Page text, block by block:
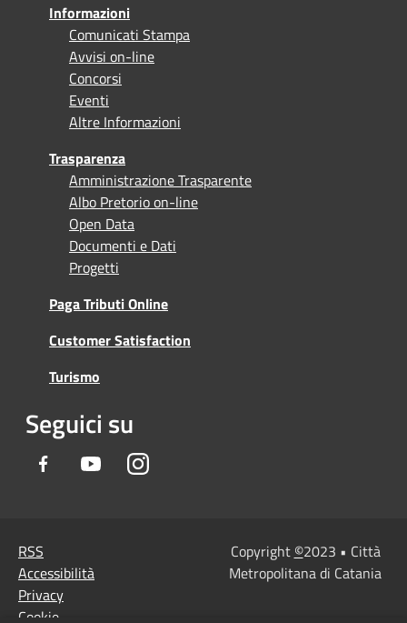
Informazioni
Comunicati Stampa
Avvisi on-line
Concorsi
Eventi
Altre Informazioni
Trasparenza
Amministrazione Trasparente
Albo Pretorio on-line
Open Data
Documenti e Dati
Progetti
Paga Tributi Online
Customer Satisfaction
Turismo
Seguici su
Facebook YoutubeInstagram
RSS
Accessibilità
Privacy
Cookie
Copyright ©2023 • Città
Metropolitana di Catania